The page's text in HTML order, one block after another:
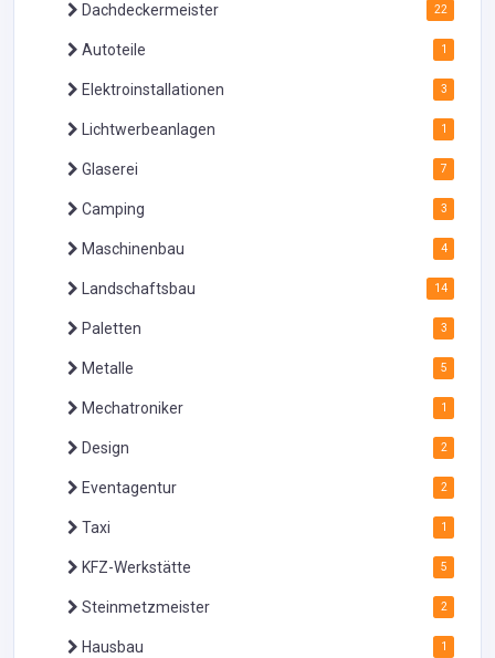
Dachdeckermeister 22
Autoteile 1
Elektroinstallationen 3
Lichtwerbeanlagen 1
Glaserei 7
Camping 3
Maschinenbau 4
Landschaftsbau 14
Paletten 3
Metalle 5
Mechatroniker 1
Design 2
Eventagentur 2
Taxi 1
KFZ-Werkstätte 5
Steinmetzmeister 2
Hausbau 1